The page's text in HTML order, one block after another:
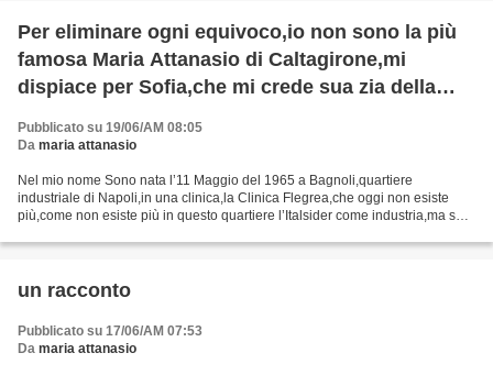
Per eliminare ogni equivoco,io non sono la più
famosa Maria Attanasio di Caltagirone,mi
dispiace per Sofia,che mi crede sua zia della
ringrazio.
Pubblicato su 19/06/AM 08:05
Da maria attanasio
Nel mio nome Sono nata l’11 Maggio del 1965 a Bagnoli,quartiere
industriale di Napoli,in una clinica,la Clinica Flegrea,che oggi non esiste
più,come non esiste più in questo quartiere l’Italsider come industria,ma solo
un racconto
Pubblicato su 17/06/AM 07:53
Da maria attanasio